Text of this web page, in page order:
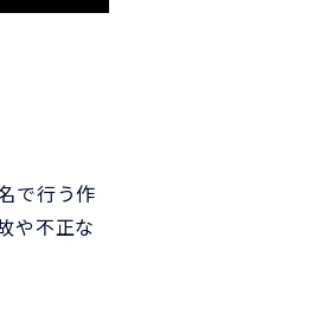
で行う作
や不正な